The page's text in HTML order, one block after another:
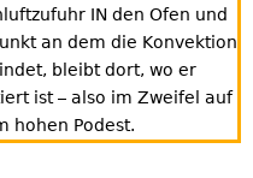
IN den Ofen und
an dem die Konvektion
bleibt dort, wo er
ist – also im Zweifel auf
hohen Podest.